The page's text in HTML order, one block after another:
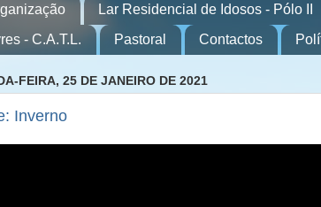
Lar Residencial de Idosos - Pólo II
- C.A.T.L.
Pastoral Contactos
FEIRA, 25 DE JANEIRO DE 2021
Inverno